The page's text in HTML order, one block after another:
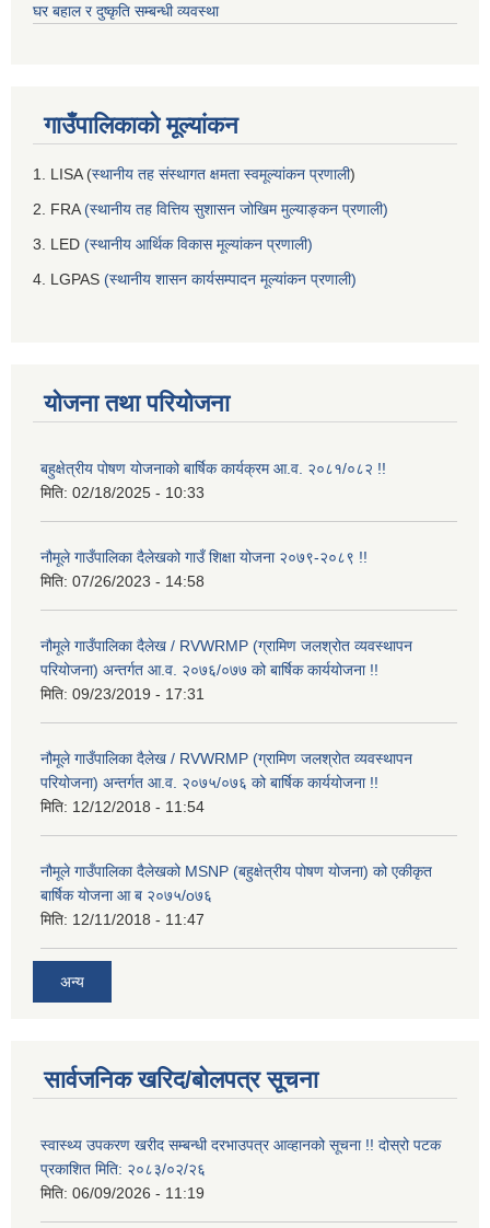
घर बहाल र दुष्कृति सम्बन्धी व्यवस्था
गाउँपालिकाको मूल्यांकन
1. LISA (स्थानीय तह संस्थागत क्षमता स्वमूल्यांकन प्रणाली)
2. FRA(स्थानीय तह वित्तिय सुशासन जोखिम मुल्याङ्कन प्रणाली)
3. LED (स्थानीय आर्थिक विकास मूल्यांकन प्रणाली)
4. LGPAS (स्थानीय शासन कार्यसम्पादन मूल्यांकन प्रणाली)
योजना तथा परियोजना
बहुक्षेत्रीय पोषण योजनाको बार्षिक कार्यक्रम आ.व. २०८१/०८२ !!
मिति: 02/18/2025 - 10:33
नौमूले गाउँपालिका दैलेखको गाउँ शिक्षा योजना २०७९-२०८९ !!
मिति: 07/26/2023 - 14:58
नौमूले गाउँपालिका दैलेख / RVWRMP (ग्रामिण जलश्रोत व्यवस्थापन
परियोजना) अन्तर्गत आ.व. २०७६/०७७ को बार्षिक कार्ययोजना !!
मिति: 09/23/2019 - 17:31
नौमूले गाउँपालिका दैलेख / RVWRMP (ग्रामिण जलश्रोत व्यवस्थापन
परियोजना) अन्तर्गत आ.व. २०७५/०७६ को बार्षिक कार्ययोजना !!
मिति: 12/12/2018 - 11:54
नौमूले गाउँपालिका दैलेखको MSNP (बहुक्षेत्रीय पोषण योजना) को एकीकृत
बार्षिक योजना आ ब २०७५/o७६
मिति: 12/11/2018 - 11:47
अन्य
सार्वजनिक खरिद/बोलपत्र सूचना
स्वास्थ्य उपकरण खरीद सम्बन्धी दरभाउपत्र आव्हानको सूचना !! दोस्रो पटक
प्रकाशित मिति: २०८३/०२/२६
मिति: 06/09/2026 - 11:19